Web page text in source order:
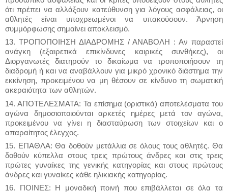
ότι πρέπει να αλλάξουν κατεύθυνση για λόγους ασφάλειας, οι
αθλητές είναι υποχρεωμένοι να υπακούσουν. Άρνηση
συμμόρφωσης σημαίνει αποκλεισμό.
13. ΤΡΟΠΟΠΟΙΗΣΗ ΔΙΑΔΡΟΜΗΣ / ΑΝΑΒΟΛΗ : Αν παραστεί
ανάγκη (εξαιρετικά επικίνδυνες καιρικές συνθήκες), οι
Διοργανωτές διατηρούν το δικαίωμα να τροποποιήσουν τη
διαδρομή ή και να αναβάλλουν για μικρό χρονικό διάστημα την
εκκίνηση, προκειμένου να μη θέσουν σε κίνδυνο τη σωματική
ακεραιότητα των αθλητών.
14. ΑΠΟΤΕΛΕΣΜΑΤΑ: Τα επίσημα (οριστικά) αποτελέσματα του
αγώνα δημοσιοποιούνται αρκετές ημέρες μετά τον αγώνα,
προκειμένου να γίνει η διασταύρωση των στοιχείων και ο
απαραίτητος έλεγχος.
15. ΕΠΑΘΛΑ: Θα δοθούν μετάλλια σε όλους τους αθλητές. Θα
δοθούν κύπελλα στους τρεις πρώτους άνδρες και στις τρεις
πρώτες γυναίκες της γενικής κατηγορίας και στους πρώτους
άνδρες και γυναίκες κάθε ηλικιακής κατηγορίας.
16. ΠΟΙΝΕΣ: Η μοναδική ποινή που επιβάλλεται σε όλα τα